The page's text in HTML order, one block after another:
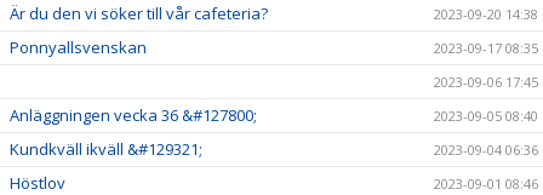
Är du den vi söker till vår cafeteria? 2023-09-20 14:38
Ponnyallsvenskan
2023-09-17 08:35
2023-09-06 17:45
Anläggningen vecka 36 &#127800; 2023-09-05 08:40
Kundkväll ikväll &#129321; 2023-09-04 06:36
Höstlov 2023-09-01 08:46